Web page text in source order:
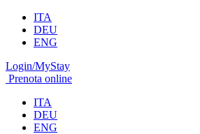
ITA
DEU
ENG
Login/MyStay
Prenota online
ITA
DEU
ENG